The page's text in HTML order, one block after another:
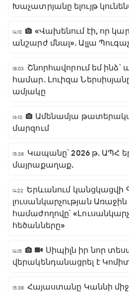
Խաչատրյանը ելույթ
14:10
«Վախենում էի, որ
անշարժ մնալ». Ալլա
18:03
Շնորհավորում եմ
համար. Լուիզա Ներսիսյանը
ամյակը
16:10
Ամենամյա
մարզում
15:38
Կապանը՝ 2026 թ. ԱՊՀ
մայրաքաղաք.
14:22
Երևանում
լուսանկարչության
համաժողովը՝
հեծանները»
14:15
Սիպիլն իր նոր
վերակենդանացրել է
15:38 Հայաստանը Կաննի